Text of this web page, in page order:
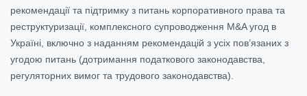
рекомендації та підтримку з питань корпоративного права та
реструктуризації, комплексного супроводження M&A угод в
Україні, включно з наданням рекомендацій з усіх пов’язаних з
угодою питань (дотримання податкового законодавства,
регуляторних вимог та трудового законодавства).